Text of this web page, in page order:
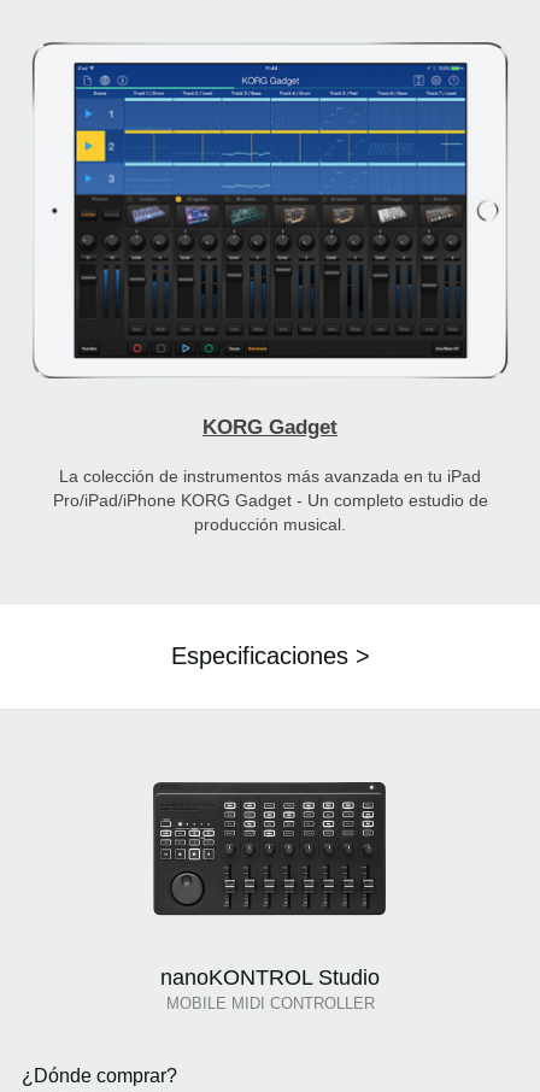
KORG Gadget
La colección de instrumentos más avanzada en tu iPad
Pro/iPad/iPhone KORG Gadget - Un completo estudio de
producción musical.
Especificaciones >
nanoKONTROL Studio
MOBILE MIDI CONTROLLER
¿Dónde comprar?